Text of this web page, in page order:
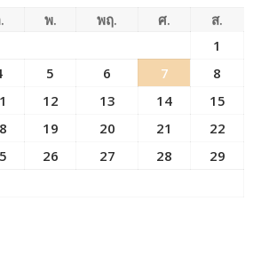
พ. พฤ. ศ.
ส.
1
5 6 7
8
12 13 14
15
19 20 21
22
26 27 28
29